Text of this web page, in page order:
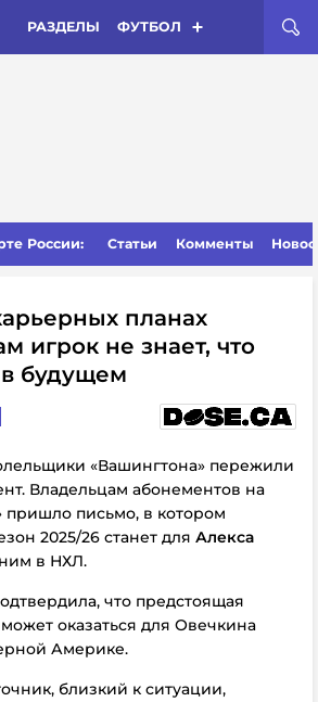
РАЗДЕЛЫ ФУТБОЛ
России: Статьи Комменты
планах
игрок не знает, что
будущем
«Вашингтона» пережили
Владельцам абонементов на
пришло письмо, в котором
2025/26 станет для Алекса
в НХЛ.
что предстоящая
оказаться для Овечкина
Америке.
близкий к ситуации,